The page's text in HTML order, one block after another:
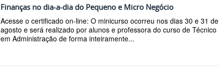
Finanças no dia-a-dia do Pequeno e Micro Negócio
Acesse o certificado on-line: O minicurso ocorreu nos dias 30 e 31 de
agosto e será realizado por alunos e professora do curso de Técnico
em Administração de forma inteiramente...